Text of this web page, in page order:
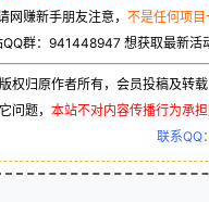
赚新手朋友注意， 不是任何项目
群： 941448947 想获取最新活
权归原作者所有，会员投稿及转载
问题， 本站不对内容传播行为承担
联系QQ：